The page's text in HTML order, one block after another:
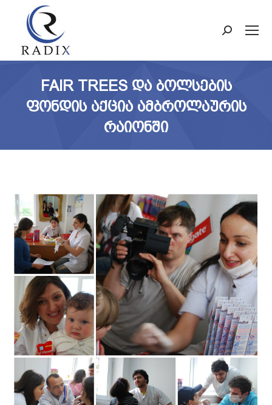
Search:
FAIR TREES ᲓᲐ ᲑᲝᲚᲡᲔᲑᲘᲡ
ᲤᲝᲜᲓᲘᲡ ᲐᲥᲪᲘᲐ ᲐᲛᲑᲠᲝᲚᲐᲣᲠᲘᲡ
ᲠᲐᲘᲝᲜᲨᲘ